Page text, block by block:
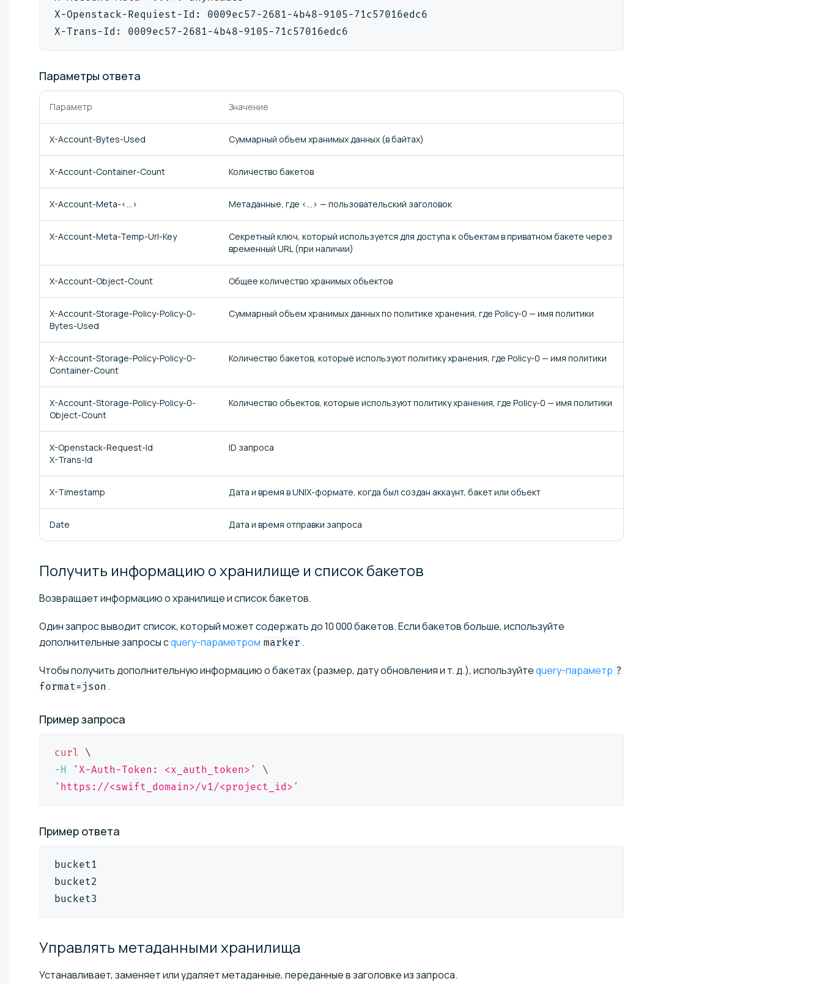
X-Openstack-Requiest-Id: 0009ec57-2681-4b48-9105-71c57016edc6
X-Trans-Id: 0009ec57-2681-4b48-9105-71c57016edc6
Параметры ответа
Параметр Значение
X-Account-Bytes-Used Суммарный объем хранимых данных (в байтах)
X-Account-Container-Count Количество бакетов
X-Account-Meta-<...> Метаданные, где <...> — пользовательский заголовок
X-Account-Meta-Temp-Url-Key
Секретный ключ, который используется для доступа к объектам в приватном бакете через
временный URL (при наличии)
X-Account-Object-Count Общее количество хранимых объектов
X-Account-Storage-Policy-Policy-0-
Bytes-Used
Суммарный объем хранимых данных по политике хранения, где Policy-0 — имя политики
X-Account-Storage-Policy-Policy-0-
Container-Count
Количество бакетов, которые используют политику хранения, где Policy-0 — имя политики
X-Account-Storage-Policy-Policy-0-
Object-Count
Количество объектов, которые используют политику хранения, где Policy-0 — имя политики
X-Openstack-Request-Id
X-Trans-Id
ID запроса
X-Timestamp Дата и время в UNIX-формате, когда был создан аккаунт, бакет или объект
Date Дата и время отправки запроса
Получить информацию о хранилище и списокбакетов
Возвращает информацию о хранилище и список бакетов.
Один запрос выводит список, который может содержать до 10 000 бакетов. Если бакетов больше, используйте
дополнительные запросы сquery-параметром marker .
Чтобы получить дополнительную информацию о бакетах (размер, дату обновления и т. д.), используйтеquery-параметр ?
format=json .
Примерзапроса
curl
\
-H
'X-Auth-Token: <x_auth_token>'
\
'https://<swift_domain>/v1/<project_id>'
Пример ответа
bucket1
bucket2
bucket3
Управлять метаданными хранилища
Устанавливает, заменяет или удаляет метаданные, переданные в заголовке из запроса.